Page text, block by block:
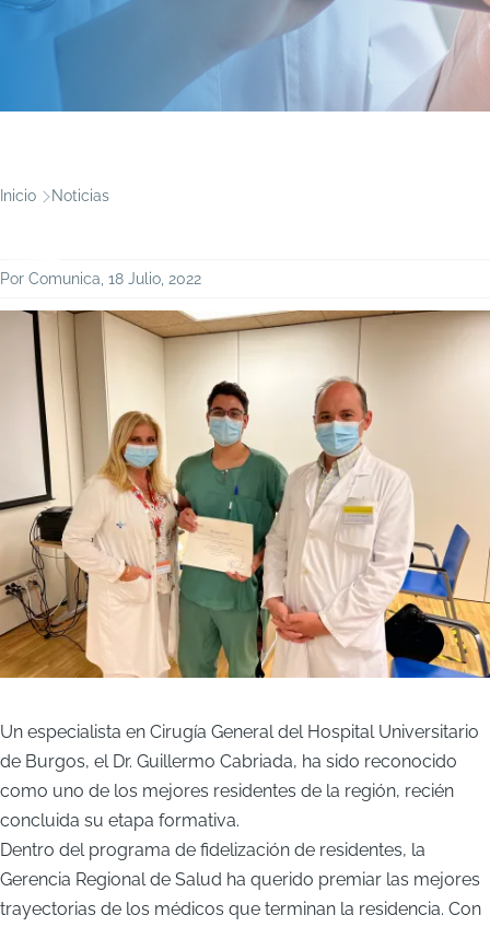
Ruta
navegación
Inicio Noticias
Por Comunica , 18 Julio, 2022
Un especialista en Cirugía General del Hospital Universitario
de Burgos, el Dr. Guillermo Cabriada, ha sido reconocido
como uno de los mejores residentes de la región, recién
concluida su etapa formativa.
Dentro del programa de fidelización de residentes, la
Gerencia Regional de Salud ha querido premiar las mejores
trayectorias de los médicos que terminan la residencia. Con